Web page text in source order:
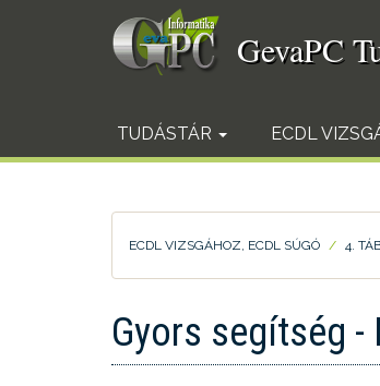
GevaPC
TUDÁSTÁR ECDL
ECDL VIZSGÁHOZ, ECDL SÚGÓ 4.
Gyors segítség -